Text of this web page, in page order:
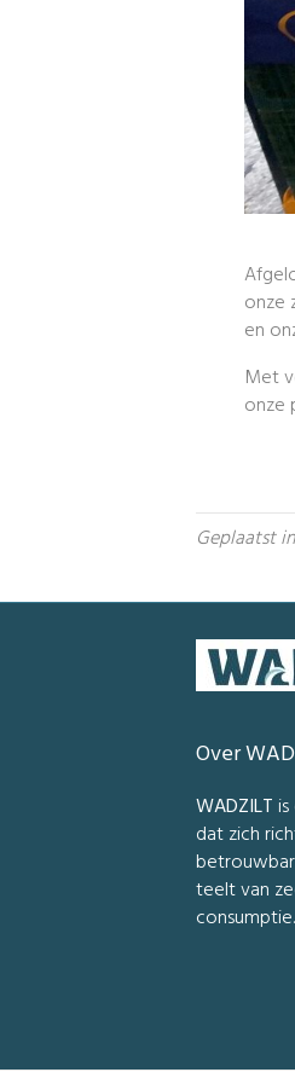
onze
en
Met
onze
Geplaatst in
Over
WADZILT
dat zich
teelt van
consumptie.